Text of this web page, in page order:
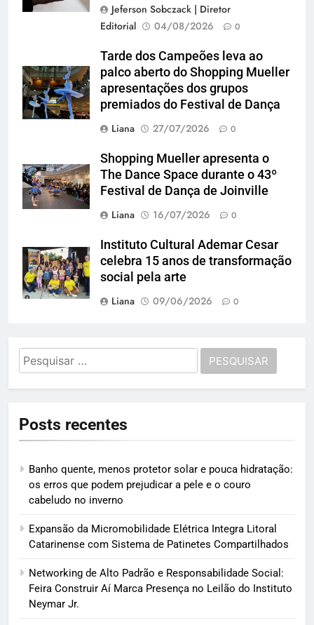
Jeferson Sobczack | Diretor
Editorial
04/08/2026 0
Tarde dos Campeões leva ao
palco aberto do Shopping Mueller
apresentações dos grupos
premiados do Festival de Dança
Liana
27/07/2026 0
Shopping Mueller apresenta o
The Dance Space durante o 43º
Festival de Dança de Joinville
Liana
16/07/2026 0
Instituto Cultural Ademar Cesar
celebra 15 anos de transformação
social pela arte
Liana
09/06/2026 0
Pesquisar
por:
Posts recentes
Banho quente, menos protetor solar e pouca hidratação:
os erros que podem prejudicar a pele e o couro
cabeludo no inverno
Expansão da Micromobilidade Elétrica Integra Litoral
Catarinense com Sistema de Patinetes Compartilhados
Networking de Alto Padrão e Responsabilidade Social:
Feira Construir Aí Marca Presença no Leilão do Instituto
Neymar Jr.